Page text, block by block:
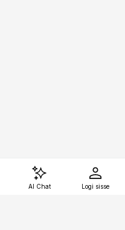
AI Chat Logi sisse